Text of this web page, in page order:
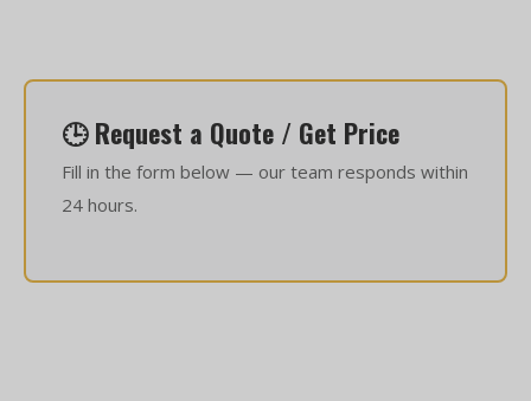
🕒 Request a Quote / Get Price
Fill in the form below — our team responds within
24 hours.